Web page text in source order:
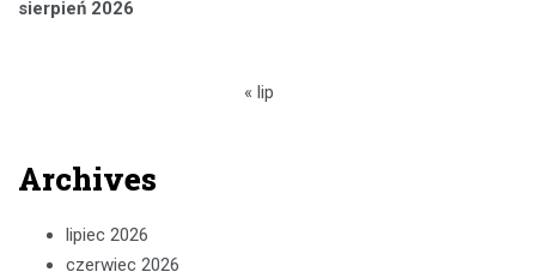
sierpień 2026
« lip
Archives
lipiec 2026
czerwiec 2026